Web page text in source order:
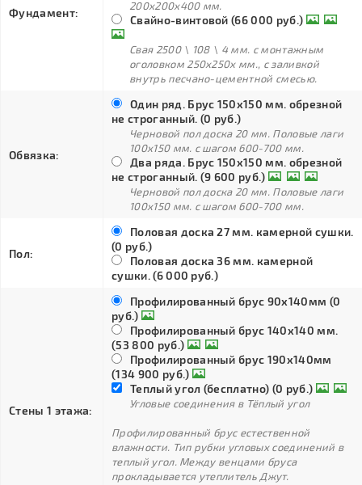
Фундамент:
200х200х400 мм.
Свайно-винтовой (66 000 руб.)
Свая 2500 \ 108 \ 4 мм. с монтажным
оголовком 250х250х мм., с заливкой
внутрь песчано-цементной смесью.
Обвязка:
Один ряд. Брус 150х150 мм. обрезной
не строганный. (0 руб.)
Черновой пол доска 20 мм. Половые лаги
100х150 мм. с шагом 600-700 мм.
Два ряда. Брус 150х150 мм. обрезной
не строганный. (9 600 руб.)
Черновой пол доска 20 мм. Половые лаги
100х150 мм. с шагом 600-700 мм.
Пол:
Половая доска 27 мм. камерной сушки.
(0 руб.)
Половая доска 36 мм. камерной
сушки. (6 000 руб.)
Стены 1 этажа:
Профилированный брус 90х140мм (0
руб.)
Профилированный брус 140х140 мм.
(53 800 руб.)
Профилированный брус 190х140мм
(134 900 руб.)
Теплый угол (бесплатно) (0 руб.)
Угловые соединения в Тёплый угол
Профилированный брус естественной
влажности. Тип рубки угловых соединений в
теплый угол. Между венцами бруса
прокладывается утеплитель Джут.